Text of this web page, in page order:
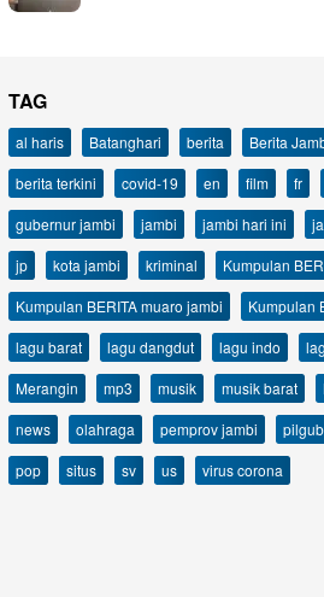
TAG
al haris Batanghari berita Berita
berita terkini
covid-19 en film fr
gubernur jambi
jambi jambi hari ini
jp
kota jambi kriminal
Kumpulan
Kumpulan BERITA muaro jambi
Kumpulan
lagu barat
lagu dangdut lagu indo
Merangin
mp3 musik musik barat
news
olahraga pemprov jambi
pop
situs sv us virus corona